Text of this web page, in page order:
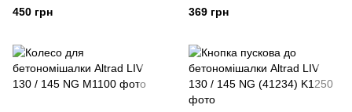
450 грн
/ 145 NG
369 грн